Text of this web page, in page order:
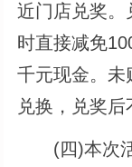
近门店兑奖。
时直接减免
千元现金。未
兑换，兑奖后
(四)本次活